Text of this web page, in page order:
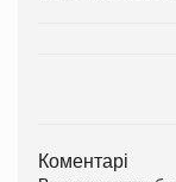
Коментарі